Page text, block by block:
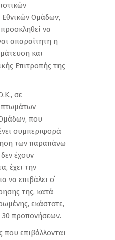
Ομάδων,
να
απαραίτητη η
και
Επιτροπής της
σε
που
συμπεριφορά
των παραπάνω
έχουν
έχει την
να επιβάλει σ΄
της, κατά
εκάστοτε,
προπονήσεων.
που επιβάλλονται